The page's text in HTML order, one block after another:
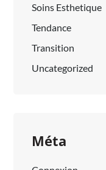
Soins Esthetique
Tendance
Transition
Uncategorized
Méta